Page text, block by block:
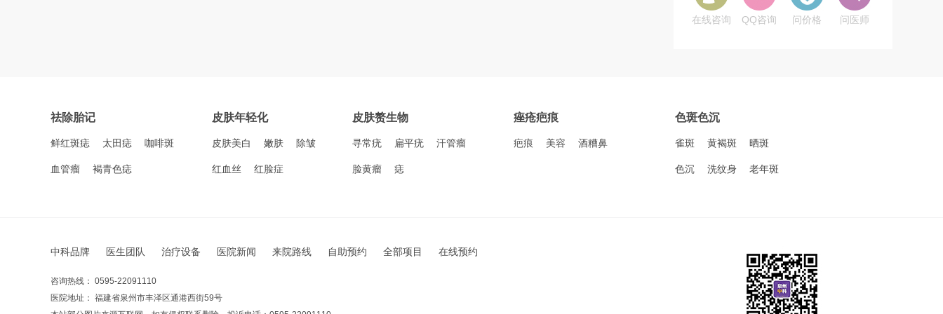
在线咨询 QQ咨询 问价格 问医师
祛除胎记
鲜红斑痣 太田痣 咖啡斑
血管瘤 褐青色痣
皮肤年轻化
皮肤美白 嫩肤 除皱
红血丝 红脸症
皮肤赘生物
寻常疣 扁平疣 汗管瘤
脸黄瘤 痣
痤疮疤痕
疤痕 美容 酒糟鼻
色斑色沉
雀斑 黄褐斑 晒斑
色沉 洗纹身 老年斑
中科品牌 医生团队 治疗设备 医院新闻 来院路线 自助预约 全部项目 在线预约
咨询热线： 0595-22091110
医院地址： 福建省泉州市丰泽区通港西街59号